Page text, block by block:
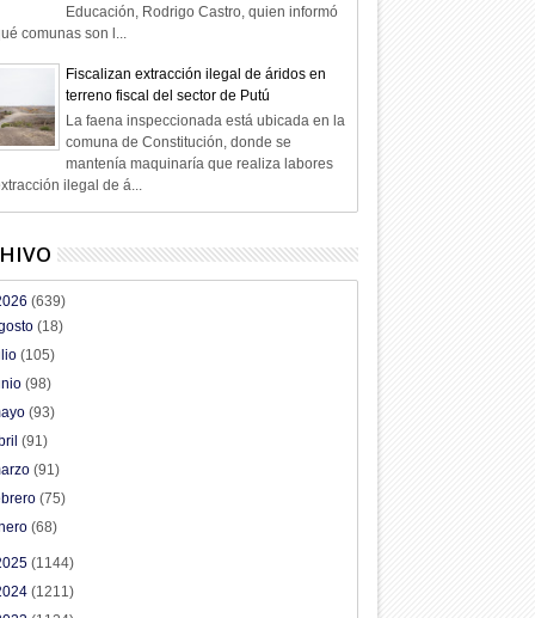
Educación, Rodrigo Castro, quien informó
comunas son l...
Fiscalizan extracción ilegal de áridos en
terreno fiscal del sector de Putú
La faena inspeccionada está ubicada en la
comuna de Constitución, donde se
mantenía maquinaría que realiza labores
ilegal de á...
(639)
(18)
(105)
(98)
(93)
(91)
(91)
(75)
(68)
(1144)
(1211)